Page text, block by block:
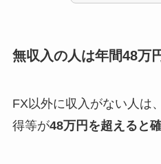
無収入の人は年間48万
FX以外に収入がない人は
得等が48万円を超えると